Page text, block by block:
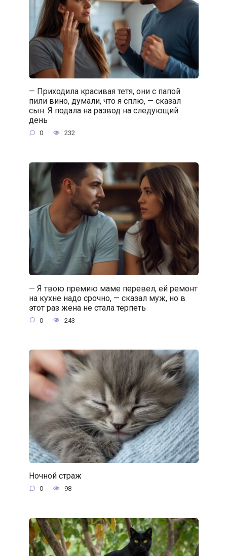
— Приходила красивая тетя, они с папой
пили вино, думали, что я сплю, — сказал
сын. Я подала на развод на следующий
день
0 232
— Я твою премию маме перевел, ей ремонт
на кухне надо срочно, — сказал муж, но в
этот раз жена не стала терпеть
0 243
Ночной страж
0 98